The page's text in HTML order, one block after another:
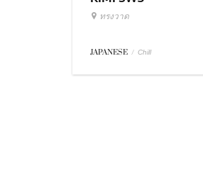
ทรงวาด
JAPANESE / Chill